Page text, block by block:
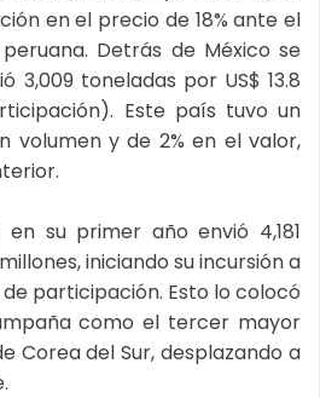
en el precio de 18% ante el
Detrás de México se
3,009 toneladas por US$ 13.8
Este país tuvo un
volumen y de 2% en el valor,
su primer año envió 4,181
iniciando su incursión a
participación. Esto lo colocó
como el tercer mayor
Corea del Sur, desplazando a